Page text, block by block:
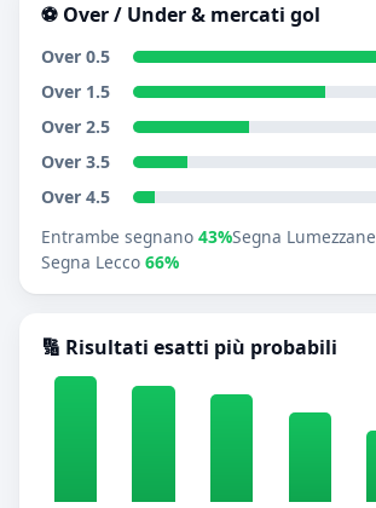
⚽ Over / Under & mercati gol
Over 0.5
Over 1.5
Over 2.5
Over 3.5
Over 4.5
Entrambe segnano 43%Segna Lumezzane
Segna Lecco 66%
🔢 Risultati esatti più probabili